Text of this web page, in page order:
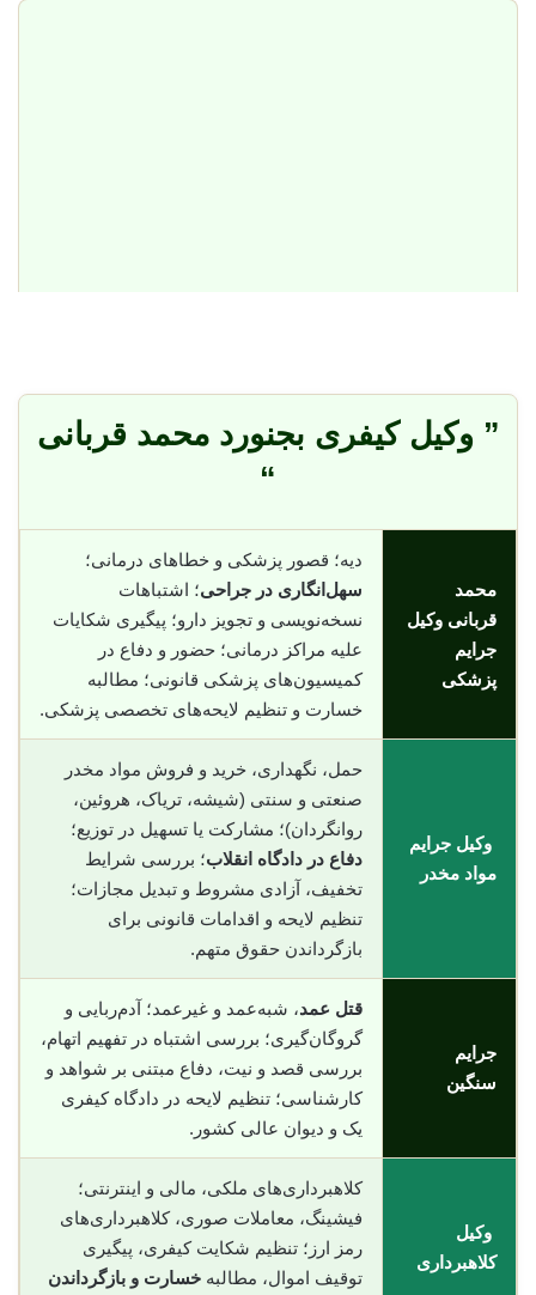
” وکیل کیفری بجنورد محمد قربانی
“
محمد
قربانی وکیل
جرایم
پزشکی
دیه؛ قصور پزشکی و خطاهای درمانی؛
سهل‌انگاری در جراحی؛ اشتباهات
نسخه‌نویسی و تجویز دارو؛ پیگیری شکایات
علیه مراکز درمانی؛ حضور و دفاع در
کمیسیون‌های پزشکی قانونی؛ مطالبه
خسارت و تنظیم لایحه‌های تخصصی پزشکی.
وکیل جرایم
مواد مخدر
حمل، نگهداری، خرید و فروش مواد مخدر
صنعتی و سنتی (شیشه، تریاک، هروئین،
روانگردان)؛ مشارکت یا تسهیل در توزیع؛
دفاع در دادگاه انقلاب؛ بررسی شرایط
تخفیف، آزادی مشروط و تبدیل مجازات؛
تنظیم لایحه و اقدامات قانونی برای
بازگرداندن حقوق متهم.
جرایم
سنگین
قتل عمد، شبه‌عمد و غیرعمد؛ آدم‌ربایی و
گروگان‌گیری؛ بررسی اشتباه در تفهیم اتهام،
بررسی قصد و نیت، دفاع مبتنی بر شواهد و
کارشناسی؛ تنظیم لایحه در دادگاه کیفری
یک و دیوان عالی کشور.
وکیل
کلاهبرداری
کلاهبرداری‌های ملکی، مالی و اینترنتی؛
فیشینگ، معاملات صوری، کلاهبرداری‌های
رمز ارز؛ تنظیم شکایت کیفری، پیگیری
توقیف اموال، مطالبه خسارت و بازگرداندن